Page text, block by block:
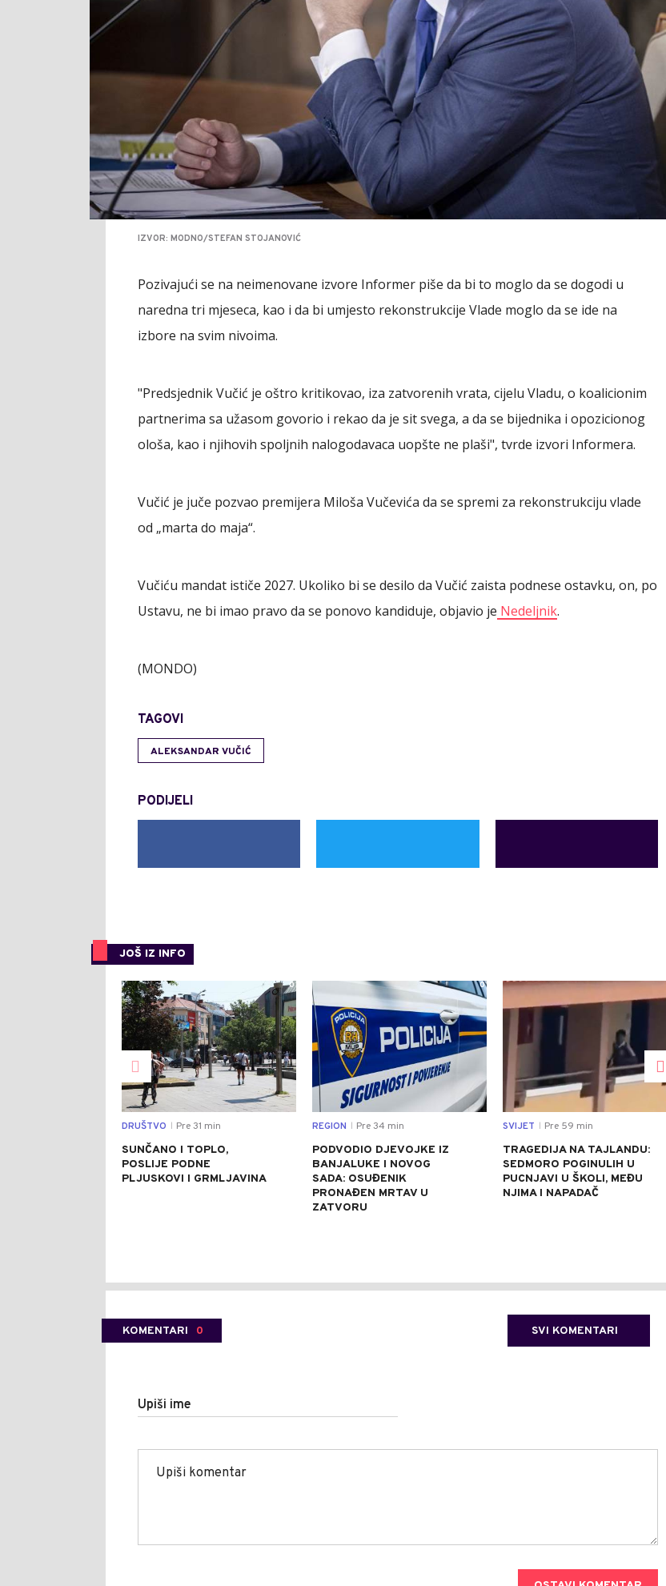
IZVOR: MODNO/STEFAN STOJANOVIĆ
Pozivajući se na neimenovane izvore Informer piše da bi to moglo da se dogodi u
naredna tri mjeseca, kao i da bi umjesto rekonstrukcije Vlade moglo da se ide na
izbore na svim nivoima.
"Predsjednik Vučić je oštro kritikovao, iza zatvorenih vrata, cijelu Vladu, o koalicionim
partnerima sa užasom govorio i rekao da je sit svega, a da se bijednika i opozicionog
ološa, kao i njihovih spoljnih nalogodavaca uopšte ne plaši", tvrde izvori Informera.
Vučić je juče pozvao premijera Miloša Vučevića da se spremi za rekonstrukciju vlade
od „marta do maja“.
Vučiću mandat ističe 2027. Ukoliko bi se desilo da Vučić zaista podnese ostavku, on, po
Ustavu, ne bi imao pravo da se ponovo kandiduje, objavio je Nedeljnik.
(MONDO)
TAGOVI
ALEKSANDAR VUČIĆ
PODIJELI
JOŠ IZ INFO
0
DRUŠTVO Pre 31 min
SUNČANO I TOPLO,
POSLIJE PODNE
PLJUSKOVI I GRMLJAVINA
0
REGION Pre 34 min
PODVODIO DJEVOJKE IZ
BANJALUKE I NOVOG
SADA: OSUĐENIK
PRONAĐEN MRTAV U
ZATVORU
SVIJET Pre 59 min
TRAGEDIJA NA TAJLANDU:
SEDMORO POGINULIH U
PUCNJAVI U ŠKOLI, MEĐU
NJIMA I NAPADAČ
KOMENTARI 0 SVI KOMENTARI
Upiši ime